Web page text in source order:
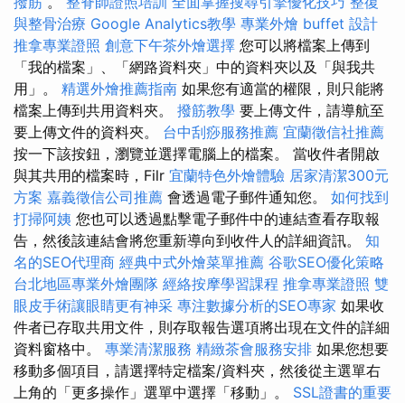
與整骨治療 Google Analytics教學 專業外燴 buffet 設計
推拿專業證照 創意下午茶外燴選擇 您可以將檔案上傳到
「我的檔案」、「網路資料夾」中的資料夾以及「與我共
用」。 精選外燴推薦指南 如果您有適當的權限，則只能將
檔案上傳到共用資料夾。 撥筋教學 要上傳文件，請導航至
要上傳文件的資料夾。 台中刮痧服務推薦 宜蘭徵信社推薦
按一下該按鈕，瀏覽並選擇電腦上的檔案。 當收件者開啟
與其共用的檔案時，Filr 宜蘭特色外燴體驗 居家清潔300元
方案 嘉義徵信公司推薦 會透過電子郵件通知您。 如何找到
打掃阿姨 您也可以透過點擊電子郵件中的連結查看存取報
告，然後該連結會將您重新導向到收件人的詳細資訊。 知
名的SEO代理商 經典中式外燴菜單推薦 谷歌SEO優化策略
台北地區專業外燴團隊 經絡按摩學習課程 推拿專業證照 雙
眼皮手術讓眼睛更有神采 專注數據分析的SEO專家 如果收
件者已存取共用文件，則存取報告選項將出現在文件的詳細
資料窗格中。 專業清潔服務 精緻茶會服務安排 如果您想要
移動多個項目，請選擇特定檔案/資料夾，然後從主選單右
上角的「更多操作」選單中選擇「移動」。 SSL證書的重要